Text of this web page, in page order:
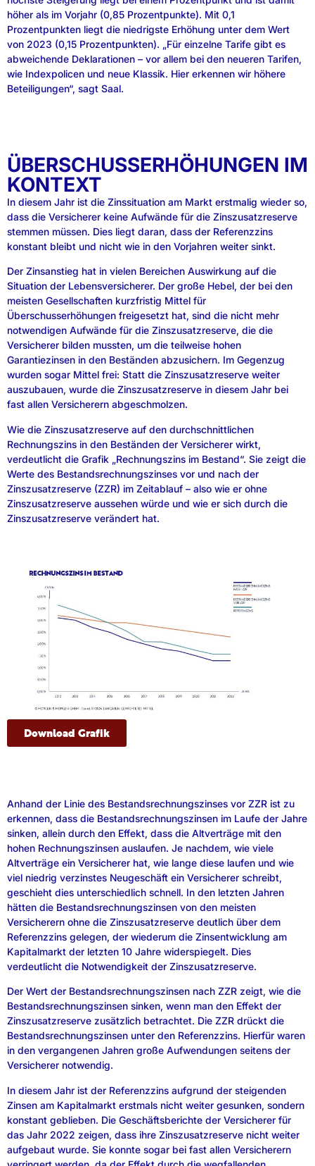
höher als im Vorjahr (0,85 Prozentpunkte). Mit 0,1
Prozentpunkten liegt die niedrigste Erhöhung unter dem Wert
von 2023 (0,15 Prozentpunkten). „Für einzelne Tarife gibt es
abweichende Deklarationen – vor allem bei den neueren Tarifen,
wie Indexpolicen und neue Klassik. Hier erkennen wir höhere
Beteiligungen“, sagt Saal.
ÜBERSCHUSSERHÖHUNGEN IM
KONTEXT
In diesem Jahr ist die Zinssituation am Markt erstmalig wieder so,
dass die Versicherer keine Aufwände für die Zinszusatzreserve
stemmen müssen. Dies liegt daran, dass der Referenzzins
konstant bleibt und nicht wie in den Vorjahren weiter sinkt.
Der Zinsanstieg hat in vielen Bereichen Auswirkung auf die
Situation der Lebensversicherer. Der große Hebel, der bei den
meisten Gesellschaften kurzfristig Mittel für
Überschusserhöhungen freigesetzt hat, sind die nicht mehr
notwendigen Aufwände für die Zinszusatzreserve, die die
Versicherer bilden mussten, um die teilweise hohen
Garantiezinsen in den Beständen abzusichern. Im Gegenzug
wurden sogar Mittel frei: Statt die Zinszusatzreserve weiter
auszubauen, wurde die Zinszusatzreserve in diesem Jahr bei
fast allen Versicherern abgeschmolzen.
Wie die Zinszusatzreserve auf den durchschnittlichen
Rechnungszins in den Beständen der Versicherer wirkt,
verdeutlicht die Grafik „Rechnungszins im Bestand“. Sie zeigt die
Werte des Bestandsrechnungszinses vor und nach der
Zinszusatzreserve (ZZR) im Zeitablauf – also wie er ohne
Zinszusatzreserve aussehen würde und wie er sich durch die
Zinszusatzreserve verändert hat.
Download Grafik
Anhand der Linie des Bestandsrechnungszinses vor ZZR ist zu
erkennen, dass die Bestandsrechnungszinsen im Laufe der Jahre
sinken, allein durch den Effekt, dass die Altverträge mit den
hohen Rechnungszinsen auslaufen. Je nachdem, wie viele
Altverträge ein Versicherer hat, wie lange diese laufen und wie
viel niedrig verzinstes Neugeschäft ein Versicherer schreibt,
geschieht dies unterschiedlich schnell. In den letzten Jahren
hätten die Bestandsrechnungszinsen von den meisten
Versicherern ohne die Zinszusatzreserve deutlich über dem
Referenzzins gelegen, der wiederum die Zinsentwicklung am
Kapitalmarkt der letzten 10 Jahre widerspiegelt. Dies
verdeutlicht die Notwendigkeit der Zinszusatzreserve.
Der Wert der Bestandsrechnungszinsen nach ZZR zeigt, wie die
Bestandsrechnungszinsen sinken, wenn man den Effekt der
Zinszusatzreserve zusätzlich betrachtet. Die ZZR drückt die
Bestandsrechnungszinsen unter den Referenzzins. Hierfür waren
in den vergangenen Jahren große Aufwendungen seitens der
Versicherer notwendig.
In diesem Jahr ist der Referenzzins aufgrund der steigenden
Zinsen am Kapitalmarkt erstmals nicht weiter gesunken, sondern
konstant geblieben. Die Geschäftsberichte der Versicherer für
das Jahr 2022 zeigen, dass ihre Zinszusatzreserve nicht weiter
aufgebaut wurde. Sie konnte sogar bei fast allen Versicherern